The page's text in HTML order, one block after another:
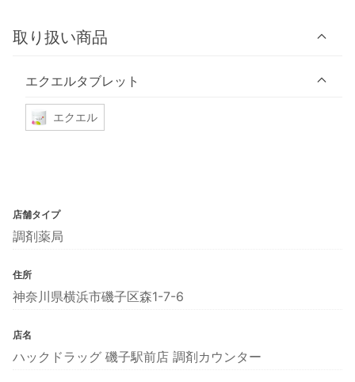
取り扱い商品
エクエルタブレット
エクエル
店舗タイプ
調剤薬局
住所
神奈川県横浜市磯子区森1-7-6
店名
ハックドラッグ 磯子駅前店 調剤カウンター